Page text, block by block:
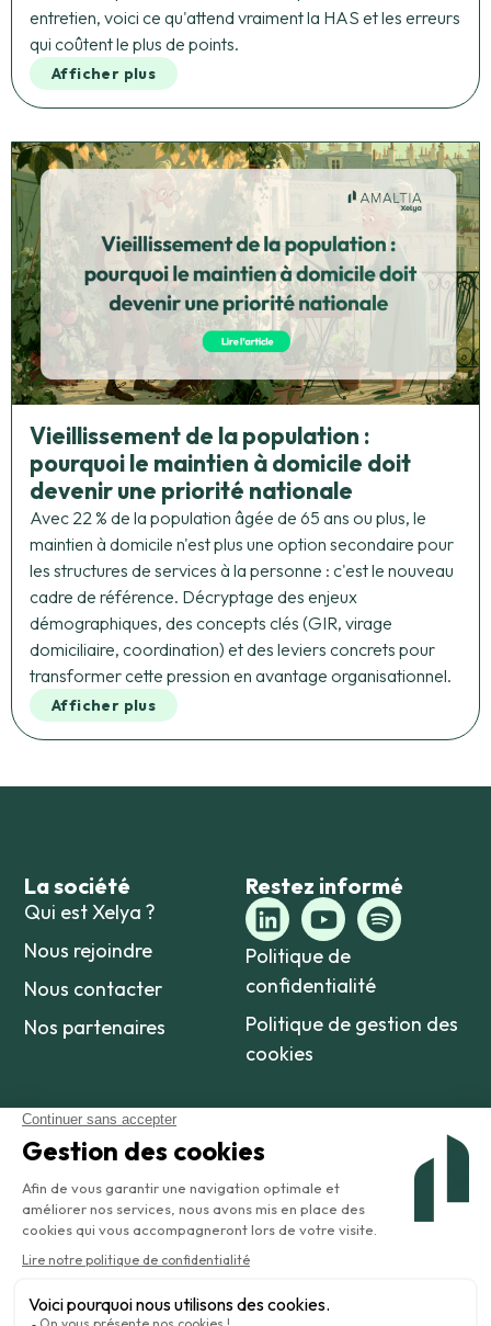
entretien, voici ce qu'attend vraiment la HAS et les erreurs
qui coûtent le plus de points.
Afficher plus
Vieillissement de la population :
pourquoi le maintien à domicile doit
devenir une priorité nationale
Avec 22 % de la population âgée de 65 ans ou plus, le
maintien à domicile n'est plus une option secondaire pour
les structures de services à la personne : c'est le nouveau
cadre de référence. Décryptage des enjeux
démographiques, des concepts clés (GIR, virage
domiciliaire, coordination) et des leviers concrets pour
transformer cette pression en avantage organisationnel.
Afficher plus
La société
Qui est Xelya ?
Nous rejoindre
Nous contacter
Nos partenaires
Restez informé
Politique de
confidentialité
Politique de gestion des
cookies